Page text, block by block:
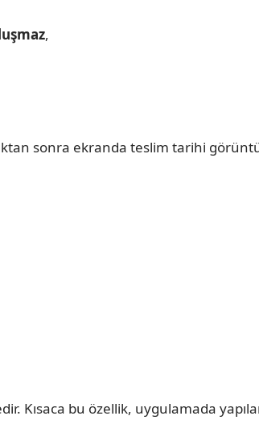
,
sonra ekranda teslim tarihi
Kısaca bu özellik, uygulamada